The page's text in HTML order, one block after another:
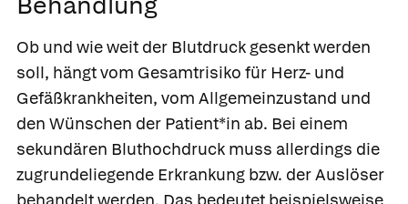
Ob und wie weit der Blutdruck gesenkt werden
soll, hängt vom Gesamtrisiko für Herz- und
Gefäßkrankheiten, vom Allgemeinzustand und
den Wünschen der Patient*in ab. Bei einem
sekundären Bluthochdruck muss allerdings die
zugrundeliegende Erkrankung bzw. der Auslöser